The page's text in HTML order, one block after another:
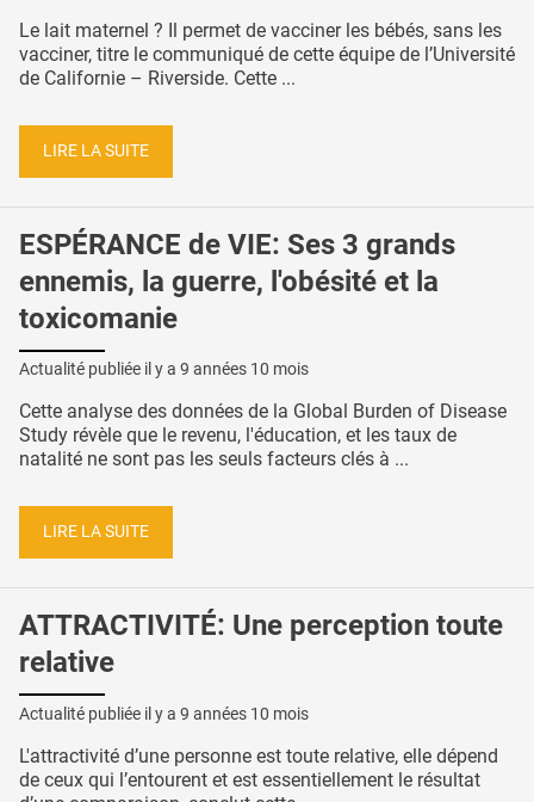
Le lait maternel ? Il permet de vacciner les bébés, sans les
vacciner, titre le communiqué de cette équipe de l’Université
de Californie – Riverside. Cette ...
LIRE LA SUITE
ESPÉRANCE de VIE: Ses 3 grands
ennemis, la guerre, l'obésité et la
toxicomanie
Actualité publiée il y a 9 années 10 mois
Cette analyse des données de la Global Burden of Disease
Study révèle que le revenu, l'éducation, et les taux de
natalité ne sont pas les seuls facteurs clés à ...
LIRE LA SUITE
ATTRACTIVITÉ: Une perception toute
relative
Actualité publiée il y a 9 années 10 mois
L'attractivité d’une personne est toute relative, elle dépend
de ceux qui l’entourent et est essentiellement le résultat